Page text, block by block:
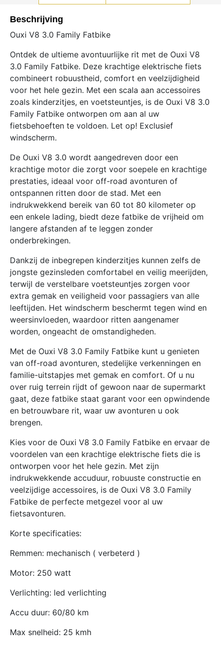
Beschrijving
Ouxi V8 3.0 Family Fatbike
Ontdek de ultieme avontuurlijke rit met de Ouxi V8
3.0 Family Fatbike. Deze krachtige elektrische fiets
combineert robuustheid, comfort en veelzijdigheid
voor het hele gezin. Met een scala aan accessoires
zoals kinderzitjes, en voetsteuntjes, is de Ouxi V8 3.0
Family Fatbike ontworpen om aan al uw
fietsbehoeften te voldoen. Let op! Exclusief
windscherm.
De Ouxi V8 3.0 wordt aangedreven door een
krachtige motor die zorgt voor soepele en krachtige
prestaties, ideaal voor off-road avonturen of
ontspannen ritten door de stad. Met een
indrukwekkend bereik van 60 tot 80 kilometer op
een enkele lading, biedt deze fatbike de vrijheid om
langere afstanden af te leggen zonder
onderbrekingen.
Dankzij de inbegrepen kinderzitjes kunnen zelfs de
jongste gezinsleden comfortabel en veilig meerijden,
terwijl de verstelbare voetsteuntjes zorgen voor
extra gemak en veiligheid voor passagiers van alle
leeftijden. Het windscherm beschermt tegen wind en
weersinvloeden, waardoor ritten aangenamer
worden, ongeacht de omstandigheden.
Met de Ouxi V8 3.0 Family Fatbike kunt u genieten
van off-road avonturen, stedelijke verkenningen en
familie-uitstapjes met gemak en comfort. Of u nu
over ruig terrein rijdt of gewoon naar de supermarkt
gaat, deze fatbike staat garant voor een opwindende
en betrouwbare rit, waar uw avonturen u ook
brengen.
Kies voor de Ouxi V8 3.0 Family Fatbike en ervaar de
voordelen van een krachtige elektrische fiets die is
ontworpen voor het hele gezin. Met zijn
indrukwekkende accuduur, robuuste constructie en
veelzijdige accessoires, is de Ouxi V8 3.0 Family
Fatbike de perfecte metgezel voor al uw
fietsavonturen.
Korte specificaties:
Remmen: mechanisch ( verbeterd )
Motor: 250 watt
Verlichting: led verlichting
Accu duur: 60/80 km
Max snelheid: 25 kmh